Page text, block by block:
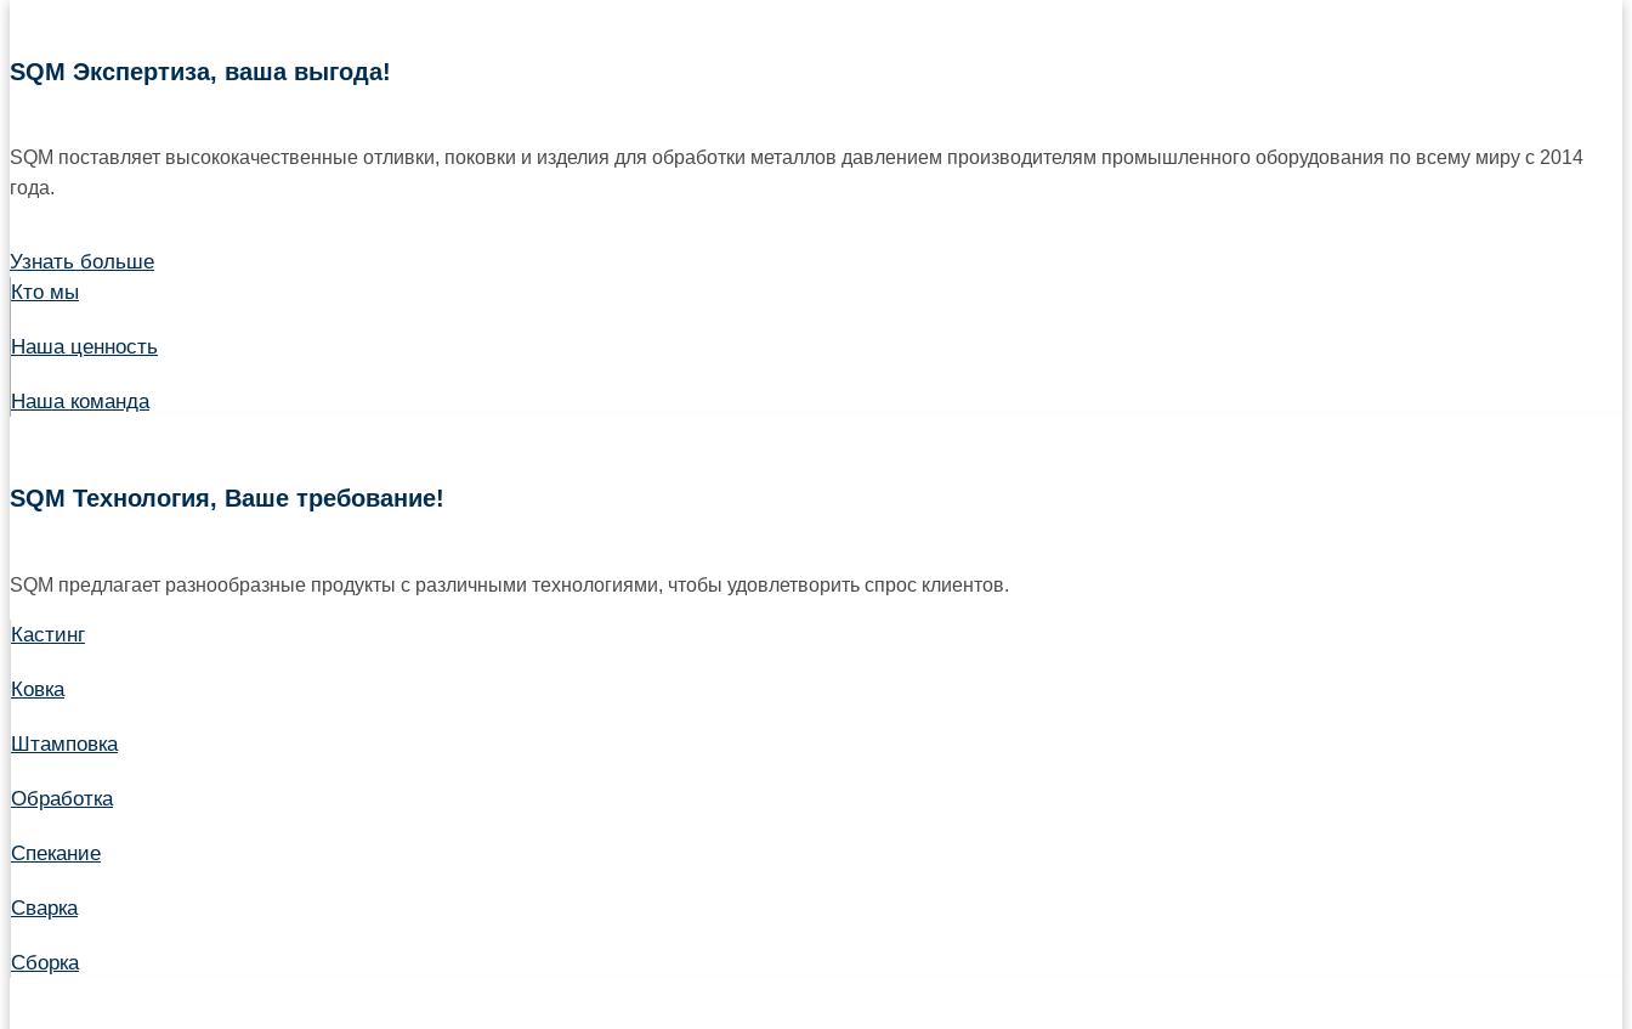
SQM Экспертиза, ваша выгода!
SQM поставляет высококачественные отливки, поковки и изделия для обработки металлов давлением производителям промышленного оборудования по всему миру с 2014
года.
Узнать больше
Кто мы
Наша ценность
Наша команда
SQM Технология, Ваше требование!
SQM предлагает разнообразные продукты с различными технологиями, чтобы удовлетворить спрос клиентов.
Кастинг
Ковка
Штамповка
Обработка
Спекание
Сварка
Сборка